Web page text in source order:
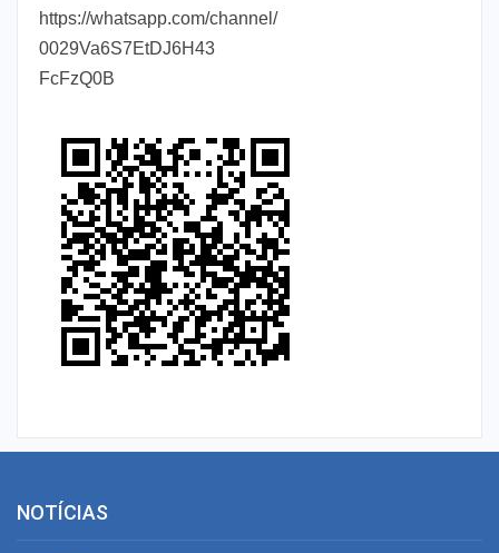
https://whatsapp.com/channel/
0029Va6S7EtDJ6H43
FcFzQ0B
NOTÍCIAS